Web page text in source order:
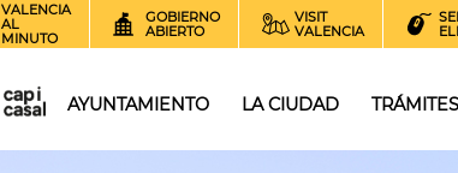
VALENCIA
AL
MINUTO
GOBIERNO
ABIERTO
VISIT
VALENCIA
AYUNTAMIENTO LA CIUDAD TRÁMITES